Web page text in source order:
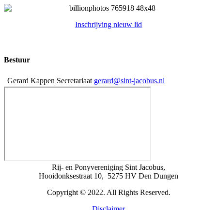
Inschrijving nieuw lid
Bestuur
Gerard Kappen Secretariaat gerard@sint-jacobus.nl
Rij- en Ponyvereniging Sint Jacobus,
Hooidonksestraat 10, 5275 HV Den Dungen
Copyright © 2022. All Rights Reserved.